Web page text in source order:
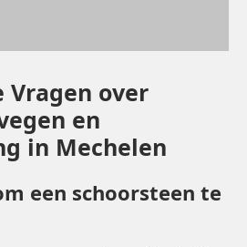
Vragen over
en
in Mechelen
een schoorsteen te